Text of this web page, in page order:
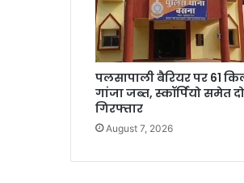
पलसापाली बैरियर पर 61
गांजा जब्त, स्कॉर्पियो समेत दो
गिरफ्तार
August 7, 2026